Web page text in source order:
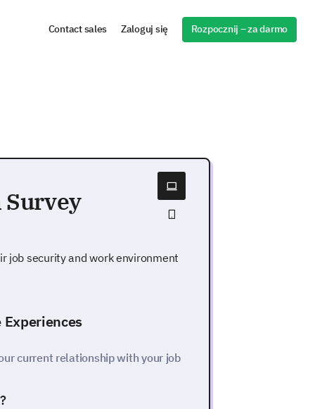
Contact sales Zaloguj się Rozpocznij – za darmo
Survey
job security and work environment
current relationship with your job